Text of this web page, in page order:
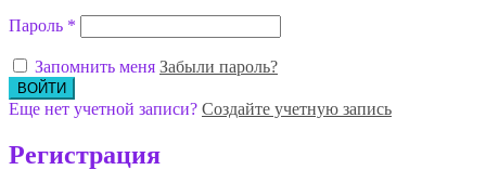
Пароль *
Запомнить меня Забыли пароль?
Еще нет учетной записи? Создайте учетную запись
Регистрация